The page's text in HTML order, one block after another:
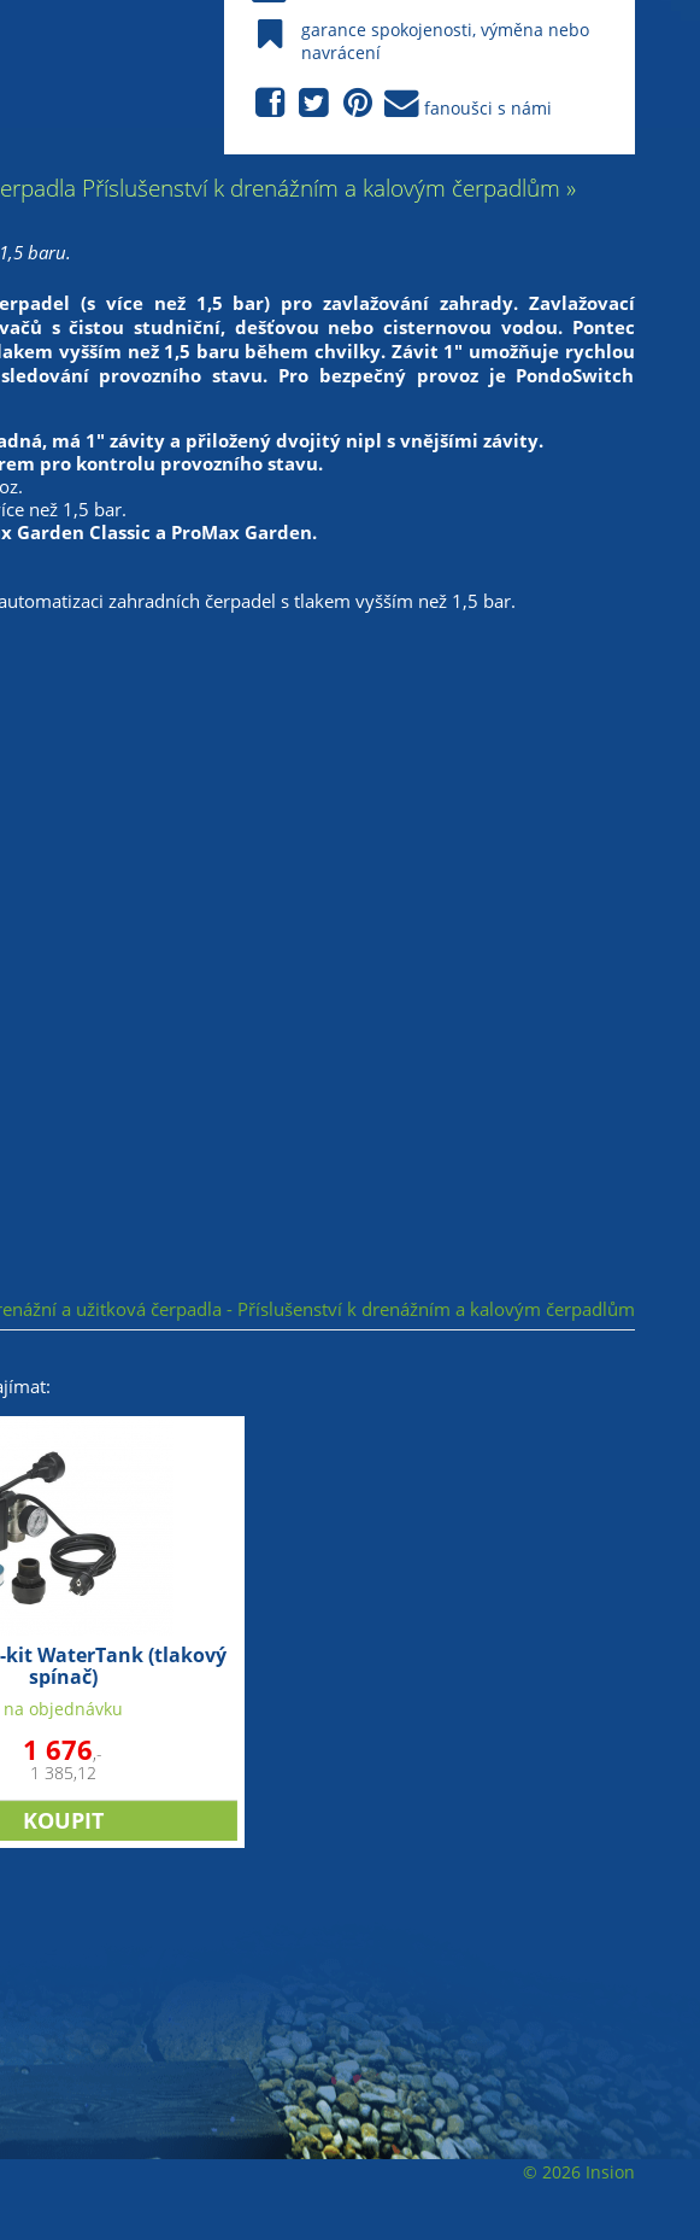
garance spokojenosti, výměna nebo
navrácení
fanoušci s námi
Příslušenství k drenážním a kalovým čerpadlům »
baru.
(s více než 1,5 bar) pro zavlažování zahrady.Zavlažovací
s čistou studniční, dešťovou nebo cisternovou vodou. Pontec
vyšším než 1,5 baru během chvilky. Závit 1" umožňuje rychlou
provozního stavu. Pro bezpečný provoz je PondoSwitch
má 1" závity a přiložený dvojitý nipl s vnějšími závity.
pro kontrolu provozního stavu.
než 1,5 bar.
Classic a ProMax Garden.
zahradních čerpadel s tlakem vyšším než 1,5 bar.
a užitková čerpadla - Příslušenství k drenážním a kalovým čerpadlům
kit WaterTank (tlakový
spínač)
na objednávku
1 676,-
1 385,12
© 2026 Insion